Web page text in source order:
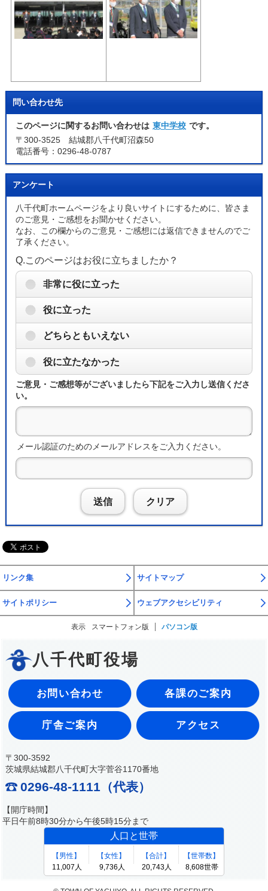
問い合わせ先
このページに関するお問い合わせは 東中学校 です。
〒300-3525 結城郡八千代町沼森50
電話番号：0296-48-0787
アンケート
八千代町ホームページをより良いサイトにするために、皆さま
のご意見・ご感想をお聞かせください。
なお、この欄からのご意見・ご感想には返信できませんのでご
了承ください。
Q.このページはお役に立ちましたか？
非常に役に立った
役に立った
どちらともいえない
役に立たなかった
ご意見・ご感想等がございましたら下記をご入力し送信くださ
い。
メール認証のためのメールアドレスをご入力ください。
送信 クリア
リンク集 サイトマップ
サイトポリシー ウェブアクセシビリティ
表示 スマートフォン版 パソコン版
八千代町役場
お問い合わせ 各課のご案内
庁舎ご案内 アクセス
〒300-3592
茨城県結城郡八千代町大字菅谷1170番地
0296-48-1111（代表）
【開庁時間】
平日午前8時30分から午後5時15分まで